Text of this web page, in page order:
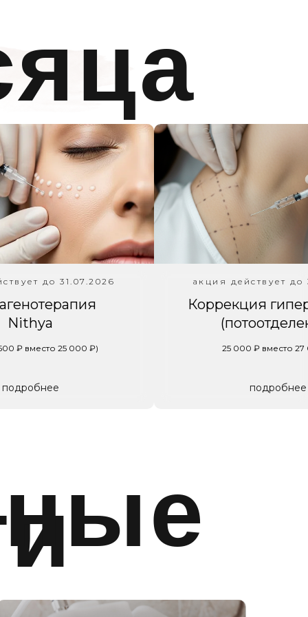
до 31.07.2026
Nithya
₽ вместо 25 000 ₽)
подробнее
акция действует до
Коррекция
25 000 ₽ вместо
подробнее